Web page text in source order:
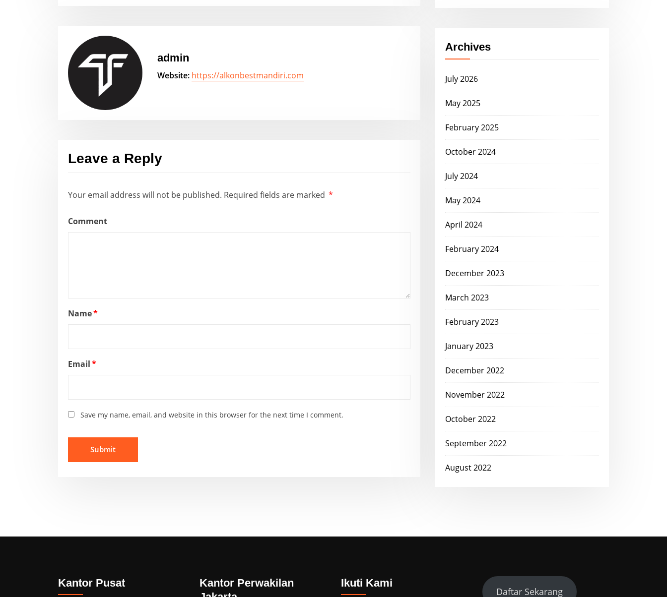
admin
Website: https://alkonbestmandiri.com
Leave a Reply
Your email address will not be published. Required fields are marked *
Comment
Name*
Email*
Save my name, email, and website in this browser for the next time I comment.
Archives
July 2026
May 2025
February 2025
October 2024
July 2024
May 2024
April 2024
February 2024
December 2023
March 2023
February 2023
January 2023
December 2022
November 2022
October 2022
September 2022
August 2022
Kantor Pusat
Kantor Perwakilan
Ikuti Kami
Daftar Sekarang